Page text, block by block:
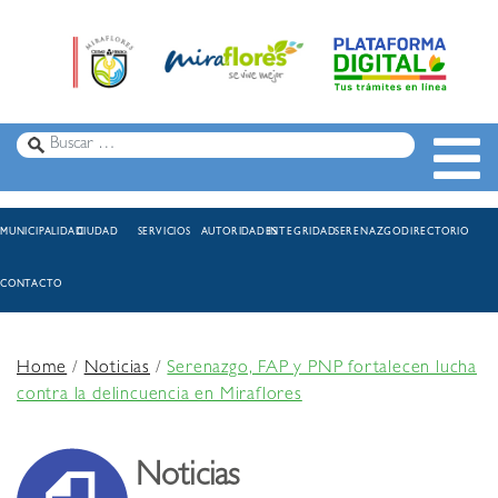
MUNICIPALIDADCIUDAD SERVICIOS AUTORIDADESINTEGRIDADSERENAZGODIRECTORIO
CONTACTO
Home/Noticias /Serenazgo, FAP y PNP fortalecen lucha
contra la delincuencia en Miraflores
Noticias